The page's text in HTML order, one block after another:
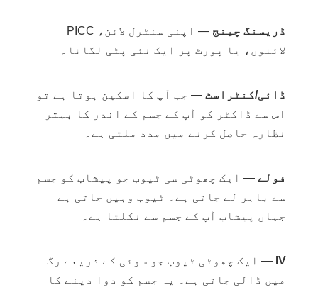
ڈریسنگ چینج
— اپنی سنٹرل لائن، PICC
لائنوں، یا پورٹ پر ایک نئی پٹی لگانا۔
ڈائی/کنٹراسٹ— جب آپ کا اسکین ہوتا ہے تو
اس سے ڈاکٹر کو آپ کے جسم کے اندر کا بہتر
نظارہ حاصل کرنے میں مدد ملتی ہے۔
فولے — ایک چھوٹی سی ٹیوب جو پیشاب کو جسم
سے باہر لے جاتی ہے۔ ٹیوب وہیں جاتی ہے
جہاں پیشاب آپ کے جسم سے نکلتا ہے۔
IV — ایک چھوٹی ٹیوب جو سوئی کے ذریعے رگ
میں ڈالی جاتی ہے۔ یہ جسم کو دوا دینے کا